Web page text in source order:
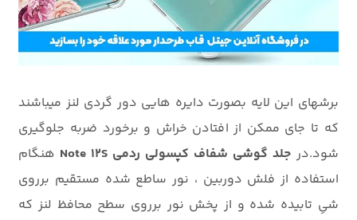
برشهای این لایه بصورت دایره هایی دور گردی لنز میباشند
که تا جای ممکن از افتادن خراش و برخورد ضربه جلوگیری
شود.در جلد گوشی شفاف کپسولی ردمی Note 12S
هنگام
استفاده از فلش دوربین ، نور ساطع شده مستقیم برروی
شیِ تابیده شده و از پخش نور برروی سطح محافظ لنز که